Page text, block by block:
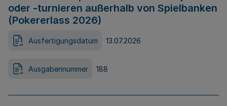
oder -turnieren außerhalb von Spielbanken
(Pokererlass 2026)
Ausfertigungsdatum 13.07.2026
Ausgabennummer 188